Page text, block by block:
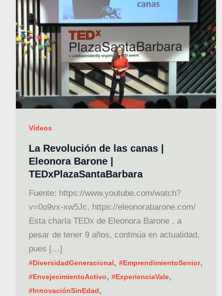
Vídeos
La Revolución de las canas |
Eleonora Barone |
TEDxPlazaSantaBarbara
Fuente: https://www.youtube.com/watch?
v=0o9vx-xw5Jc, https://eleonorabarone.com/
Esta charla TEDx de Eleonora Barone , a
pesar de tener 9 años, continúa en actualidad,
pues […]
#DiversidadGeneracional, #EmprendimientoSenior,
#EnvejecimientoActivo, #ExperienciaVale,
#InnovaciónSinEdad,